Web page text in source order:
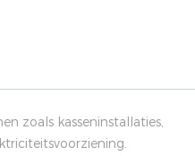
zoals kasseninstallaties,